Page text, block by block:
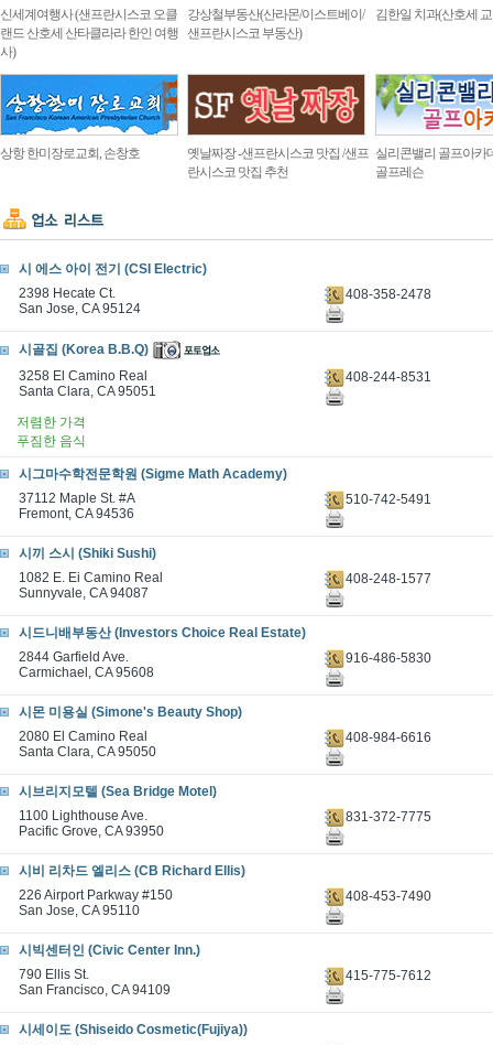
신세계여행사 (샌프란시스코 오클
랜드 산호세 산타클라라 한인 여행
사)
강상철부동산(산라몬/이스트베이/
샌프란시스코 부동산)
김한일 치과(산호세
상항 한미장로교회, 손창호
옛날짜장 -샌프란시스코 맛집 /샌프
란시스코 맛집 추천
실리콘밸리 골프아카
골프레슨
시 에스 아이 전기 (CSI Electric)
2398 Hecate Ct.
San Jose, CA 95124
408-358-2478
시골집 (Korea B.B.Q)
3258 El Camino Real
Santa Clara, CA 95051
408-244-8531
저렴한 가격
푸짐한 음식
시그마수학전문학원 (Sigme Math Academy)
37112 Maple St. #A
Fremont, CA 94536
510-742-5491
시끼 스시 (Shiki Sushi)
1082 E. Ei Camino Real
Sunnyvale, CA 94087
408-248-1577
시드니배부동산 (Investors Choice Real Estate)
2844 Garfield Ave.
Carmichael, CA 95608
916-486-5830
시몬 미용실 (Simone's Beauty Shop)
2080 El Camino Real
Santa Clara, CA 95050
408-984-6616
시브리지모텔 (Sea Bridge Motel)
1100 Lighthouse Ave.
Pacific Grove, CA 93950
831-372-7775
시비 리차드 엘리스 (CB Richard Ellis)
226 Airport Parkway #150
San Jose, CA 95110
408-453-7490
시빅센터인 (Civic Center Inn.)
790 Ellis St.
San Francisco, CA 94109
415-775-7612
시세이도 (Shiseido Cosmetic(Fujiya))